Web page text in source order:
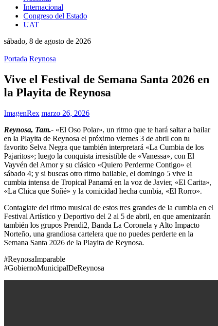
Internacional
Congreso del Estado
UAT
sábado, 8 de agosto de 2026
Portada Reynosa
Vive el Festival de Semana Santa 2026 en
la Playita de Reynosa
ImagenRex marzo 26, 2026
Reynosa, Tam.- «El Oso Polar», un ritmo que te hará saltar a bailar
en la Playita de Reynosa el próximo viernes 3 de abril con tu
favorito Selva Negra que también interpretará «La Cumbia de los
Pajaritos»; luego la conquista irresistible de «Vanessa», con El
Vayvén del Amor y su clásico «Quiero Perderme Contigo» el
sábado 4; y si buscas otro ritmo bailable, el domingo 5 vive la
cumbia intensa de Tropical Panamá en la voz de Javier, «El Carita»,
«La Chica que Soñé» y la comicidad hecha cumbia, «El Rorro».
Contagiate del ritmo musical de estos tres grandes de la cumbia en el
Festival Artístico y Deportivo del 2 al 5 de abril, en que amenizarán
también los grupos Prendi2, Banda La Coronela y Alto Impacto
Norteño, una grandiosa cartelera que no puedes perderte en la
Semana Santa 2026 de la Playita de Reynosa.
#ReynosaImparable
#GobiernoMunicipalDeReynosa